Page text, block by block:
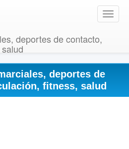
T
o
e
v
deportes de contacto,
deportes de
fitness, salud